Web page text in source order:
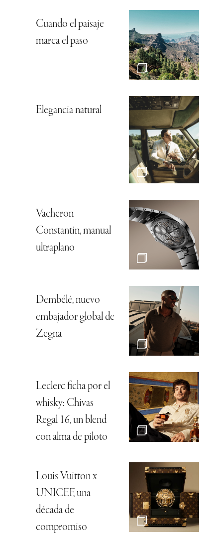
Cuando el paisaje
marca el paso
Elegancia natural
Vacheron
Constantin, manual
ultraplano
Dembélé, nuevo
embajador global de
Zegna
Leclerc ficha por el
whisky: Chivas
Regal 16, un blend
con alma de piloto
Louis Vuitton x
UNICEF, una
década de
compromiso